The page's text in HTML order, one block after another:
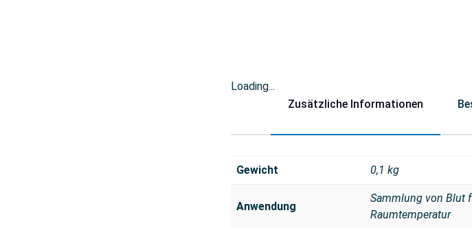
Loading...
Zusätzliche Informationen
Gewicht 0,1 kg
Anwendung
Sammlung von Blut
Raumtemperatur